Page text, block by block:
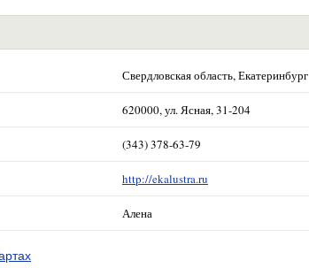
Свердловская область, Екатеринбург
620000, ул. Ясная, 31-204
(343) 378-63-79
http://ekalustra.ru
Алена